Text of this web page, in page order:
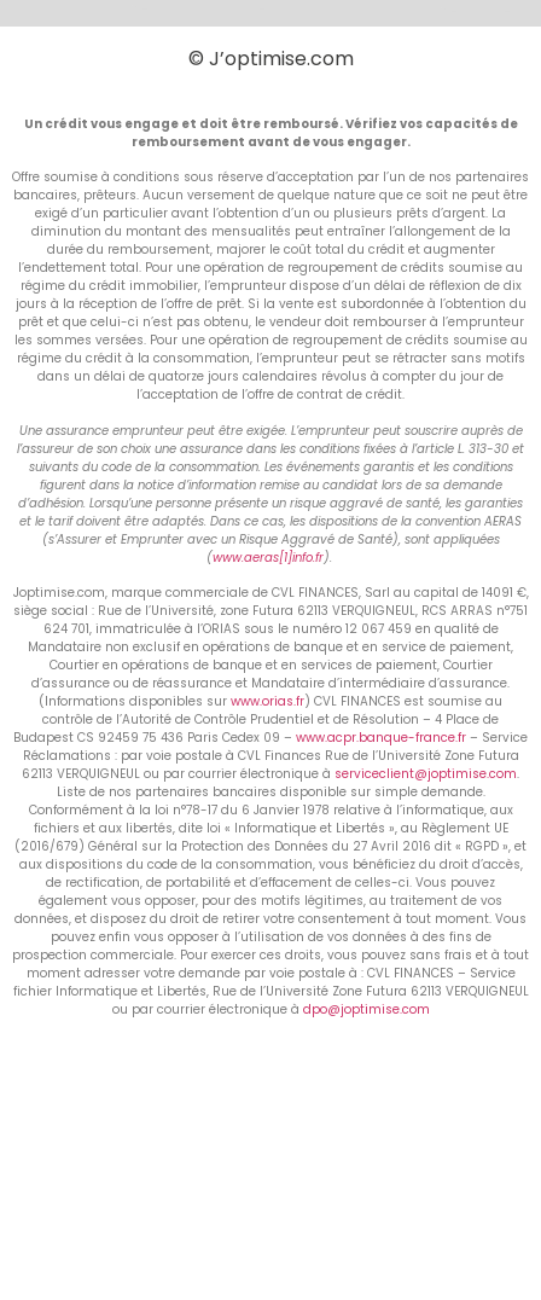
© J’optimise.com
Un crédit vous engage et doit être remboursé. Vérifiez vos capacités de
remboursement avant de vous engager.
Offre soumise à conditions sous réserve d’acceptation par l’un de nos partenaires
bancaires, prêteurs. Aucun versement de quelque nature que ce soit ne peut être
exigé d’un particulier avant l’obtention d’un ou plusieurs prêts d’argent. La
diminution du montant des mensualités peut entraîner l’allongement de la
durée du remboursement, majorer le coût total du crédit et augmenter
l’endettement total. Pour une opération de regroupement de crédits soumise au
régime du crédit immobilier, l’emprunteur dispose d’un délai de réflexion de dix
jours à la réception de l’offre de prêt. Si la vente est subordonnée à l’obtention du
prêt et que celui-ci n’est pas obtenu, le vendeur doit rembourser à l’emprunteur
les sommes versées. Pour une opération de regroupement de crédits soumise au
régime du crédit à la consommation, l’emprunteur peut se rétracter sans motifs
dans un délai de quatorze jours calendaires révolus à compter du jour de
l’acceptation de l’offre de contrat de crédit.
Une assurance emprunteur peut être exigée. L’emprunteur peut souscrire auprès de
l’assureur de son choix une assurance dans les conditions fixées à l’article L. 313-30 et
suivants du code de la consommation. Les événements garantis et les conditions
figurent dans la notice d’information remise au candidat lors de sa demande
d’adhésion. Lorsqu’une personne présente un risque aggravé de santé, les garanties
et le tarif doivent être adaptés. Dans ce cas, les dispositions de la convention AERAS
(s’Assurer et Emprunter avec un Risque Aggravé de Santé), sont appliquées
(www.aeras[1]info.fr).
Joptimise.com, marque commerciale de CVL FINANCES, Sarl au capital de 14091 €,
siège social : Rue de l’Université, zone Futura 62113 VERQUIGNEUL, RCS ARRAS n°751
624 701, immatriculée à l’ORIAS sous le numéro 12 067 459 en qualité de
Mandataire non exclusif en opérations de banque et en service de paiement,
Courtier en opérations de banque et en services de paiement, Courtier
d’assurance ou de réassurance et Mandataire d’intermédiaire d’assurance.
(Informations disponibles sur www.orias.fr) CVL FINANCES est soumise au
contrôle de l’Autorité de Contrôle Prudentiel et de Résolution – 4 Place de
Budapest CS 92459 75 436 Paris Cedex 09 – www.acpr.banque-france.fr – Service
Réclamations : par voie postale à CVL Finances Rue de l’Université Zone Futura
62113 VERQUIGNEUL ou par courrier électronique à serviceclient@joptimise.com.
Liste de nos partenaires bancaires disponible sur simple demande.
Conformément à la loi n°78-17 du 6 Janvier 1978 relative à l’informatique, aux
fichiers et aux libertés, dite loi « Informatique et Libertés », au Règlement UE
(2016/679) Général sur la Protection des Données du 27 Avril 2016 dit « RGPD », et
aux dispositions du code de la consommation, vous bénéficiez du droit d’accès,
de rectification, de portabilité et d’effacement de celles-ci. Vous pouvez
également vous opposer, pour des motifs légitimes, au traitement de vos
données, et disposez du droit de retirer votre consentement à tout moment. Vous
pouvez enfin vous opposer à l’utilisation de vos données à des fins de
prospection commerciale. Pour exercer ces droits, vous pouvez sans frais et à tout
moment adresser votre demande par voie postale à : CVL FINANCES – Service
fichier Informatique et Libertés, Rue de l’Université Zone Futura 62113 VERQUIGNEUL
ou par courrier électronique à dpo@joptimise.com